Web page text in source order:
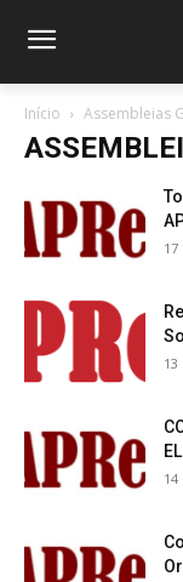
Início Assembleias
17
13
14